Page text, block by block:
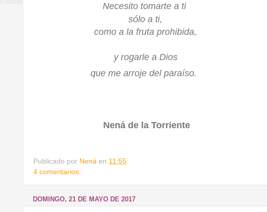
Necesito tomarte a ti
sólo a ti,
como a la fruta prohibida,
y rogarle a Dios
que me arroje del paraíso.
Nená de la Torriente
Publicado por Nená en 11:55
4 comentarios:
DOMINGO, 21 DE MAYO DE 2017